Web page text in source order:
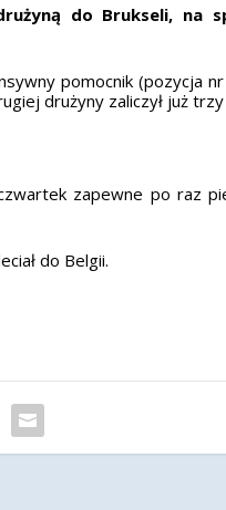
do Brukseli, na
pomocnik (pozycja
drużyny zaliczył już
zapewne po raz
do Belgii.